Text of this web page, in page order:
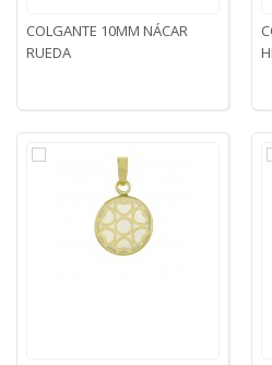
COLGANTE 10MM NÁCAR
RUEDA